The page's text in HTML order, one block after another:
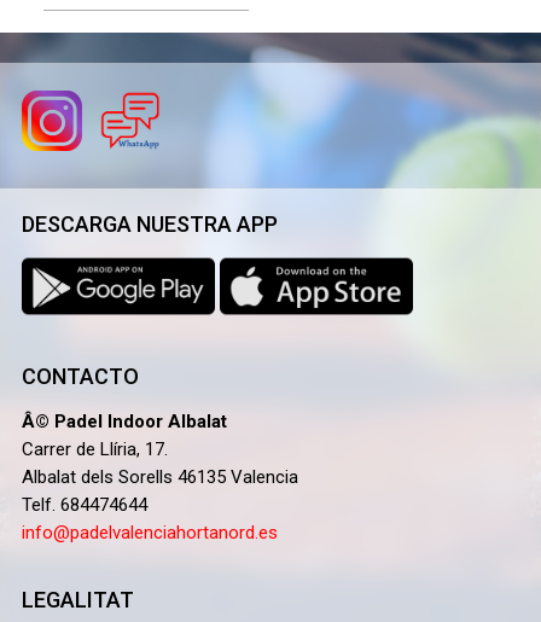
DESCARGA NUESTRA APP
CONTACTO
Â© Padel Indoor Albalat
Carrer de Llíria, 17.
Albalat dels Sorells 46135 Valencia
Telf. 684474644
info@padelvalenciahortanord.es
LEGALITAT